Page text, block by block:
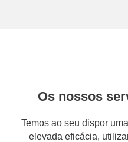
Os nossos
Temos ao seu dispor
elevada eficácia,